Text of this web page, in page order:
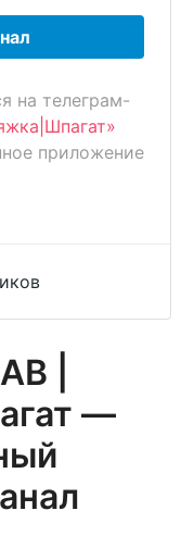
на телеграм-
приложение
|
—